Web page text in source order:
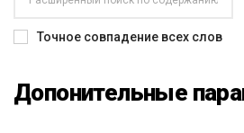
Точное совпадение всех слов
Допонительные